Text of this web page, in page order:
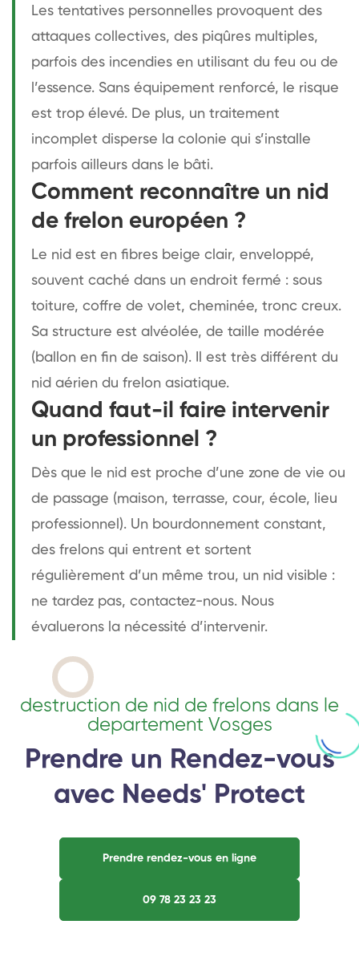
Les tentatives personnelles provoquent des
attaques collectives, des piqûres multiples,
parfois des incendies en utilisant du feu ou de
l’essence. Sans équipement renforcé, le risque
est trop élevé. De plus, un traitement
incomplet disperse la colonie qui s’installe
parfois ailleurs dans le bâti.
Comment reconnaître un nid
de frelon européen ?
Le nid est en fibres beige clair, enveloppé,
souvent caché dans un endroit fermé : sous
toiture, coffre de volet, cheminée, tronc creux.
Sa structure est alvéolée, de taille modérée
(ballon en fin de saison). Il est très différent du
nid aérien du frelon asiatique.
Quand faut-il faire intervenir
un professionnel ?
Dès que le nid est proche d’une zone de vie ou
de passage (maison, terrasse, cour, école, lieu
professionnel). Un bourdonnement constant,
des frelons qui entrent et sortent
régulièrement d’un même trou, un nid visible :
ne tardez pas, contactez-nous. Nous
évaluerons la nécessité d’intervenir.
destruction de nid de frelons dans le
departement Vosges
Prendre un Rendez-vous
avec Needs' Protect
Prendre rendez-vous en ligne
09 78 23 23 23